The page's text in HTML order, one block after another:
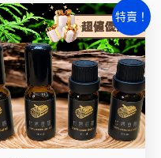
特賣！
原
始
價
格：
NT$3,050。
目
前
價
格：